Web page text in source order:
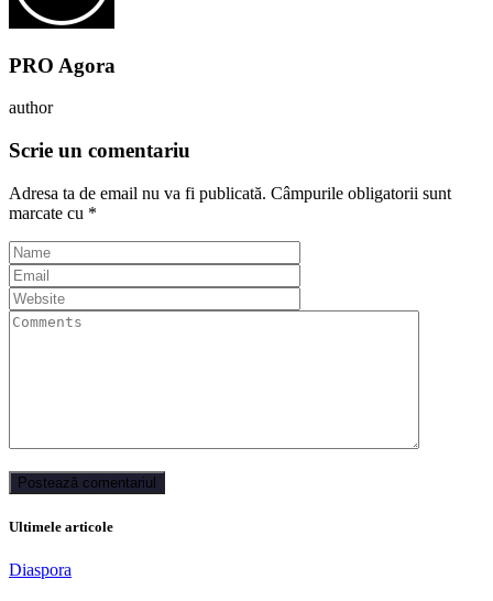
PRO Agora
author
Scrie un comentariu
Adresa ta de email nu va fi publicată. Câmpurile obligatorii sunt
marcate cu *
Ultimele articole
Diaspora